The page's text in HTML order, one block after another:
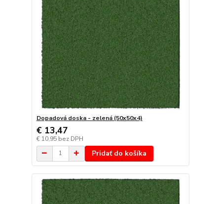
Dopadová doska - zelená (50x50x4)
€ 13,47
€ 10,95 bez DPH
Pridať do košíka